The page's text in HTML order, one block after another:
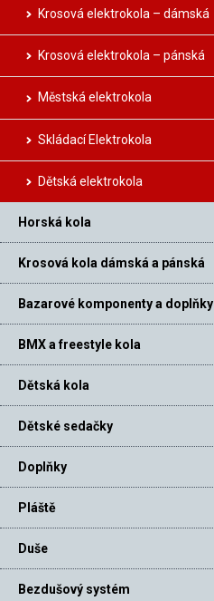
Krosová elektrokola – dámská
Krosová elektrokola – pánská
Městská elektrokola
Skládací Elektrokola
Dětská elektrokola
Horská kola
Krosová kola dámská a pánská
Bazarové komponenty a doplňky
BMX a freestyle kola
Dětská kola
Dětské sedačky
Doplňky
Pláště
Duše
Bezdušový systém